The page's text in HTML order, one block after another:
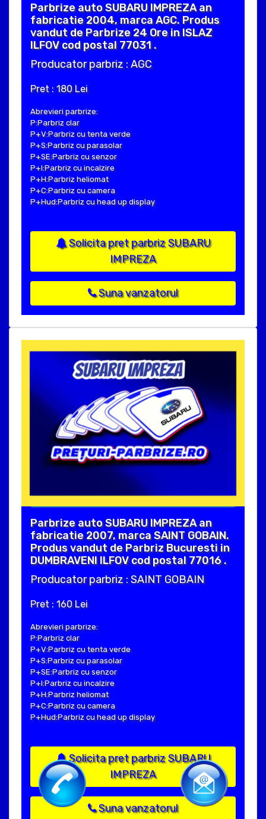
Parbrize auto SUBARU IMPREZA an
fabricatie 2004, marca AGC. Produs
vandut de Parbrize 24 Ore in ISLAZ
ILFOV cod postal 77031 .
Producator parbriz : AGC
Pret : 180 Lei
Abrevieri parbrize:
P:Parbriz clar
P+V:Parbriz cu tenta verde
P+S:Parbriz cu parasolar
P+SE:Parbriz cu senzor
P+I:Parbriz cu incalzire
P+H:Parbriz heliomat
P+C:Parbriz cu camera
P+Hud:Parbriz cu head up display
Solicita pret parbriz SUBARU
IMPREZA
Suna vanzatorul
Parbrize auto SUBARU IMPREZA an
fabricatie 2007, marca SAINT GOBAIN.
Produs vandut de Parbriz Bucuresti in
DUMBRAVENI ILFOV cod postal 77016 .
Producator parbriz : SAINT GOBAIN
Pret : 160 Lei
Abrevieri parbrize:
P:Parbriz clar
P+V:Parbriz cu tenta verde
P+S:Parbriz cu parasolar
P+SE:Parbriz cu senzor
P+I:Parbriz cu incalzire
P+H:Parbriz heliomat
P+C:Parbriz cu camera
P+Hud:Parbriz cu head up display
Solicita pret parbriz SUBARU
IMPREZA
Suna vanzatorul